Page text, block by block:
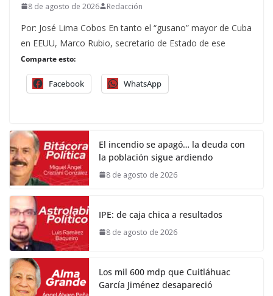
8 de agosto de 2026 Redacción
Por: José Lima Cobos En tanto el “gusano” mayor de Cuba
en EEUU, Marco Rubio, secretario de Estado de ese
Comparte esto:
Facebook WhatsApp
El incendio se apagó… la deuda con
la población sigue ardiendo
8 de agosto de 2026
IPE: de caja chica a resultados
8 de agosto de 2026
Los mil 600 mdp que Cuitláhuac
García Jiménez desapareció